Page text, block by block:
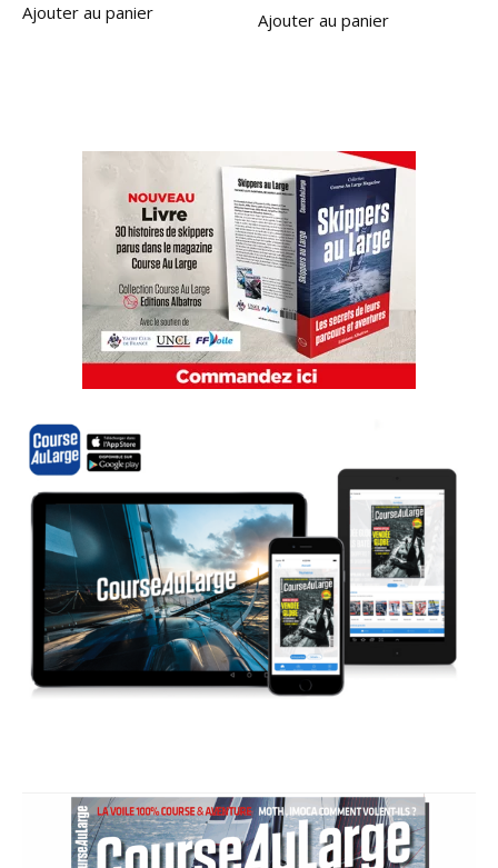
Ajouter au panier Ajouter au panier